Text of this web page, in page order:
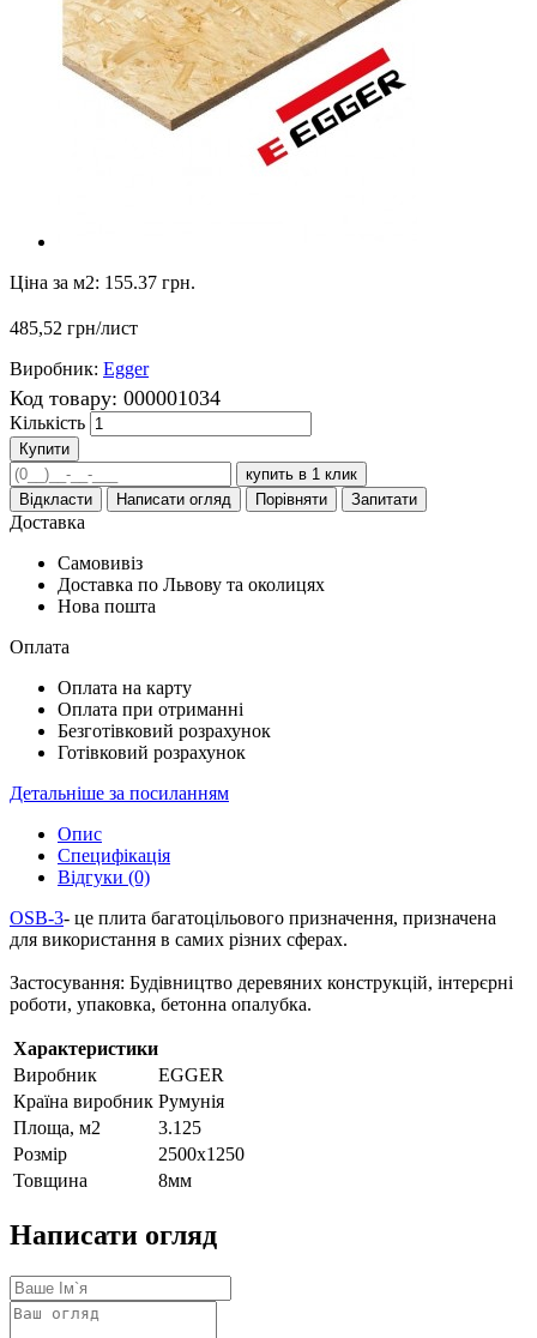
Ціна за м2: 155.37 грн.
485,52 грн/лист
Виробник: Egger
Код товару: 000001034
Кількість
Купити
купить в 1 клик
Відкласти
Написати огляд Порівняти Запитати
Доставка
Самовивіз
Доставка по Львову та околицях
Нова пошта
Оплата
Оплата на карту
Оплата при отриманні
Безготівковий розрахунок
Готівковий розрахунок
Детальніше за посиланням
Опис
Специфікація
Відгуки (0)
OSB-3- це плита багатоцільового призначення, призначена
для використання в самих різних сферах.
Застосування: Будівництво деревяних конструкцій, інтерєрні
роботи, упаковка, бетонна опалубка.
Характеристики
Виробник
EGGER
Країна виробник Румунія
Площа, м2
3.125
Розмір
2500х1250
Товщина
8мм
Написати огляд